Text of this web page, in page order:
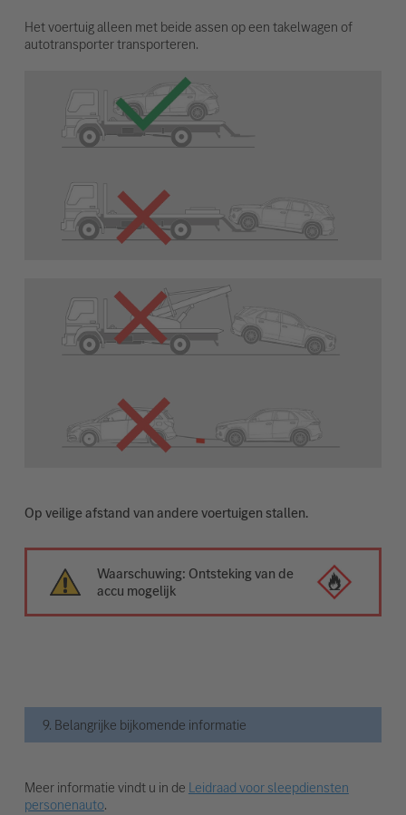
Het voertuig alleen met beide assen op een takelwagen of
autotransporter transporteren.
Op veilige afstand van andere voertuigen stallen.
Waarschuwing: Ontsteking van de
accu mogelijk
9. Belangrijke bijkomende informatie
Meer informatie vindt u in de Leidraad voor sleepdiensten
personenauto.